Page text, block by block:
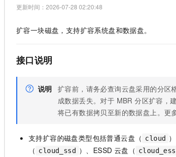
更新时间： 2026-07-28 02:20:48
扩容一块磁盘，支持扩容系统盘和数据盘。
接口说明
说明 扩容前，请务必查询云盘采用的分区
成数据丢失。对于 MBR 分区扩容，
将已有数据拷贝至新的数据盘上。更
支持扩容的磁盘类型包括普通云盘（ cloud
（ cloud_ssd ）、ESSD 云盘（
Qwen3-VL-Plus
视觉 Coding、空间感知、多模态思考等全面升级
GLM-5.2
1M上下文，专
大模型服务 AI 应用构建
多元化、高性能、安全可靠的大模型服务
无影云电脑
随时随地安全接入的云上超级电脑
云解析DNS
云原生大数据计算服务 MaxCompute
面向分析的企业级SaaS模式云数据仓库
人工智能平台
一站式AI开发、
容器服务
提供一站式管
Hermes Agent，打造自进化智能体
自主进化，持久记忆，越用越聪明
快速拥有专属 OpenClaw
5 分钟轻松部
推荐新用户得奖励，单订单最高返9万
云工开物
高校专属算力普惠，学生认证享300元代金券
免费试用
解决方案免费试用 新老同享
最高领取价值200元试用点，立即开启云上创新
140+云产品 免费试用
Token Plan 模
Qwen3.8-Max
万小智 AI 建
送.CN域名，送
Night Plan 支
管理和优化成本
观测云
Tuya 物联网平台阿里云版
电子合同
Tableau 订阅
AI空中课堂在线直播课堂（旗舰版）
OCR 文字识别
快递物流查询
企业应用
ERP
销售伙伴合作计划
无影生态合作计划
Consulting Partner 合作计划
AI 大模型销售与服务生态合作计划
自助服务
在线服务
短信专区
企业成长
分析师报告
研究报告与白皮书
入门学习赛
看见新力量